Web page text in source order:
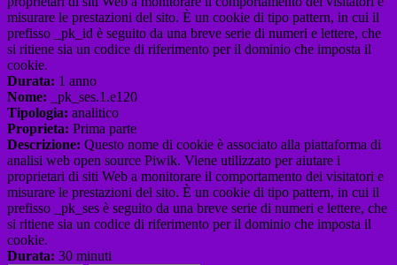
misurare le prestazioni del sito. È un cookie di tipo pattern, in cui il
prefisso _pk_id è seguito da una breve serie di numeri e lettere, che
si ritiene sia un codice di riferimento per il dominio che imposta il
cookie.
Durata: 1 anno
Nome: _pk_ses.1.e120
Tipologia: analitico
Proprieta: Prima parte
Descrizione: Questo nome di cookie è associato alla piattaforma di
analisi web open source Piwik. Viene utilizzato per aiutare i
proprietari di siti Web a monitorare il comportamento dei visitatori e
misurare le prestazioni del sito. È un cookie di tipo pattern, in cui il
prefisso _pk_ses è seguito da una breve serie di numeri e lettere, che
si ritiene sia un codice di riferimento per il dominio che imposta il
cookie.
Durata: 30 minuti